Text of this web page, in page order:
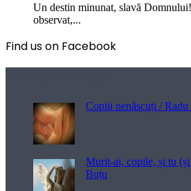
Un destin minunat, slavă
observat,...
Find us on Facebook
Copiii nenăscuți / Radu
Murit-ai, copile, și tu
Buțu